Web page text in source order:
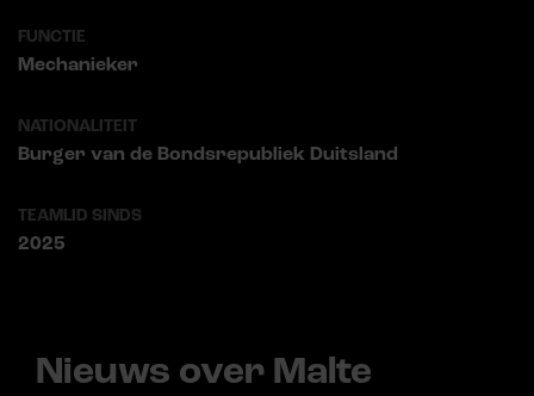
FUNCTIE
Mechanieker
NATIONALITEIT
Burger van de Bondsrepubliek Duitsland
TEAMLID SINDS
2025
Nieuws over Malte